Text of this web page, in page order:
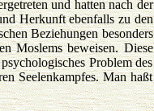
und hatten nach der
Herkunft ebenfalls zu den
Beziehungen besonders
Moslems beweisen. Diese
Problem des
Seelenkampfes. Man haßt